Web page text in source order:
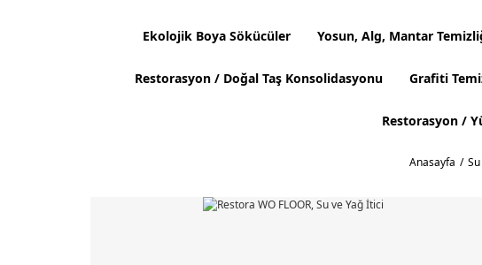
Ekolojik Boya Sökücüler Yosun, Alg, Mantar
Restorasyon / Doğal Taş Konsolidasyonu Grafiti
Restorasyon /
Anasayfa